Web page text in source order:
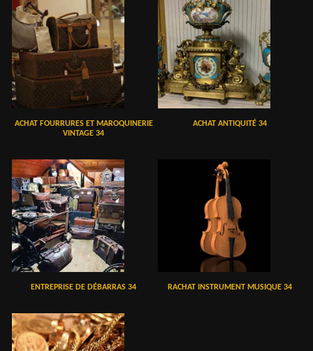
ACHAT FOURRURES ET MAROQUINERIE
VINTAGE 34
ACHAT ANTIQUITÉ 34
ENTREPRISE DE DÉBARRAS 34 RACHAT INSTRUMENT MUSIQUE 34